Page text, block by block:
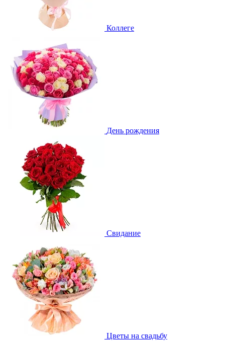
Коллеге
День рождения
Свидание
Цветы на свадьбу